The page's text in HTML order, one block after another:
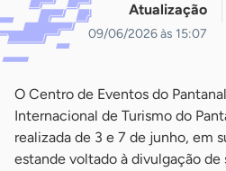
Atualização
09/06/2026 às 15:07
O Centro de Eventos do
Internacional de Turismo do
realizada de 3 e 7 de junho, em
estande voltado à divulgação de